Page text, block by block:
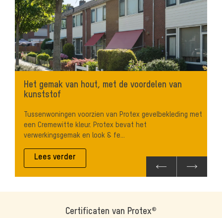
Het gemak van hout, met de voordelen van
kunststof
Tussenwoningen voorzien van Protex gevelbekleding met
een Cremewitte kleur. Protex bevat het
verwerkingsgemak en look & fe...
Lees verder
Certificaten van Protex®